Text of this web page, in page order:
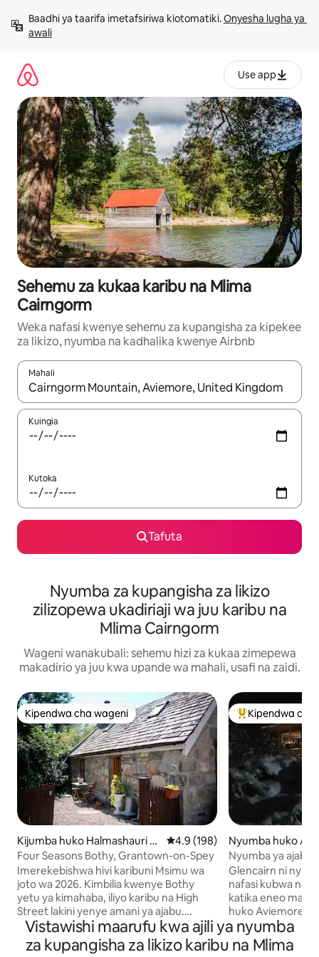
kwenda
kwenye
Baadhi ya taarifa imetafsiriwa kiotomatiki. Onyesha lugha ya
awali
Use app
Sehemu za kukaa karibu na Mlima
Cairngorm
Weka nafasi kwenye sehemu za kupangisha za kipekee
za likizo, nyumba na kadhalika kwenye Airbnb
Mahali
Wakati matokeo yanapatikana, vinjari kwa kutumia vitufe vya
Kuingia
Kutoka
Tafuta
Nyumba za kupangisha za likizo
zilizopewa ukadiriaji wa juu karibu na
Mlima Cairngorm
Wageni wanakubali: sehemu hizi za kukaa zimepewa
makadirio ya juu kwa upande wa mahali, usafi na zaidi.
Kipendwa cha wageni
Kipendwa cha wageni
Kijumba huko Halmashauri ya
Highland
Ukadiriaji wa wastani wa 4.9
4.9 (198)
Four Seasons Bothy, Grantown-on-Spey
Imerekebishwa hivi karibuni Msimu wa
joto wa 2026. Kimbilia kwenye Bothy
yetu ya kimahaba, iliyo karibu na High
Street lakini yenye amani ya ajabu.
Pumzika katika chumba cha kulala cha
starehe kilicho ghorofani chenye kitanda
kikubwa, furahia jiko lililo na vifaa kamili
Kipendwa
Kipendwa cha
Nyumba huko
Nyumba ya ajabu
Beseni la Maji
Glencairn ni
nafasi kubwa na
katika eneo
huko Aviemore.
kuishi yenye vitu
Wi-Fi, beseni la
kupasha joto
Vistawishi maarufu kwa ajili ya nyumba
za kupangisha za likizo karibu na Mlima